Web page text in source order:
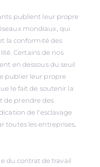
publient leur propre
mondiaux, qui
la conformité des
Certains de nos
en dessous du seuil
publier leur propre
le fait de soutenir la
de prendre des
de l'esclavage
toutes les entreprises,
du contrat de travail